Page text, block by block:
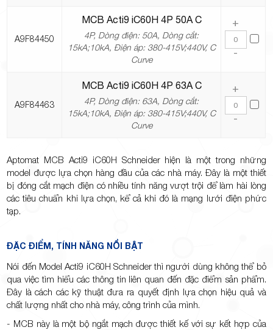
A9F84450
MCB Acti9 iC60H 4P 50A C
4P, Dòng điện: 50A, Dòng cắt:
15kA;10kA, Điện áp: 380-415V;440V, C
Curve
+
-
A9F84463
MCB Acti9 iC60H 4P 63A C
4P, Dòng điện: 63A, Dòng cắt:
15kA;10kA, Điện áp: 380-415V;440V, C
Curve
+
-
Aptomat MCB Acti9 iC60H Schneider hiện là một trong những
model được lựa chọn hàng đầu của các nhà máy. Đây là một thiết
bị đóng cắt mạch điện có nhiều tính năng vượt trội để làm hài lòng
các tiêu chuẩn khi lựa chọn, kể cả khi đó là mạng lưới điện phức
tạp.
ĐẶC ĐIỂM, TÍNH NĂNG NỔI BẬT
Nói đến Model Acti9 iC60H Schneider thì người dùng không thể bỏ
qua việc tìm hiểu các thông tin liên quan đến đặc điểm sản phẩm.
Đây là cách các kỹ thuật đưa ra quyết định lựa chọn hiệu quả và
chất lượng nhất cho nhà máy, công trình của mình.
- MCB này là một bộ ngắt mạch được thiết kế với sự kết hợp của